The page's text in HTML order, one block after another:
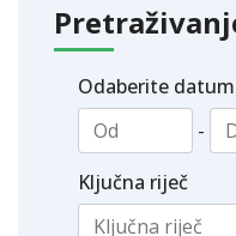
Odaberite datum
-
Ključna riječ